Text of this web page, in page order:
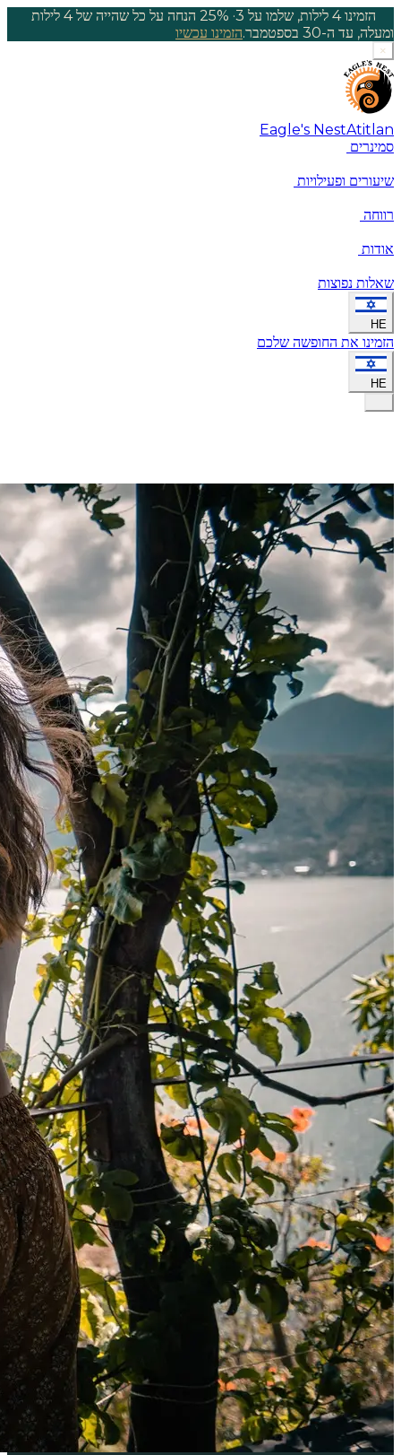
הזמינו 4 לילות, שלמו על 3 ·
25% הנחה על כל שהייה של 4 לילות
ומעלה, עד ה-30 בספטמבר.
הזמינו עכשיו
×
Eagle's NestAtitlan
סמינרים
שיעורים ופעילויות
רווחה
אודות
שאלות נפוצות
HE
הזמינו את החופשה שלכם
HE